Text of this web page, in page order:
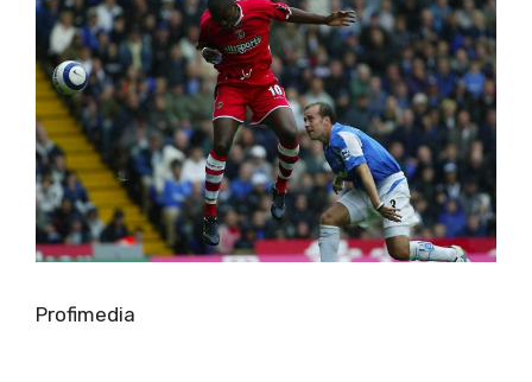
Profimedia